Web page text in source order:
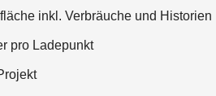
inkl. Verbräuche und Historien
pro Ladepunkt